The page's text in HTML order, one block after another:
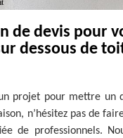
de devis pour
dessous de
projet pour mettre un
n’hésitez pas de
de professionnels.